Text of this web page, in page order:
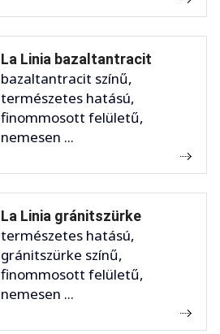
La Linia bazaltantracit
bazaltantracit színű,
természetes hatású,
finommosott felületű,
nemesen ...
La Linia gránitszürke
természetes hatású,
gránitszürke színű,
finommosott felületű,
nemesen ...